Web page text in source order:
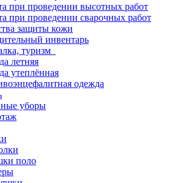
при проведении высотных работ
при проведении сварочных работ
защиты кожи
инвентарь
туризм
летняя
утеплённая
одежда
уборы
поло